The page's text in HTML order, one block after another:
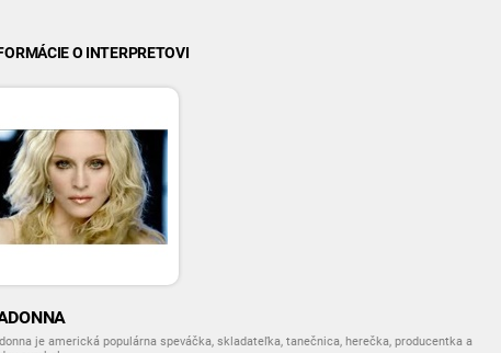
O INTERPRETOVI
je americká populárna speváčka, skladateľka, tanečnica, herečka, producentka a